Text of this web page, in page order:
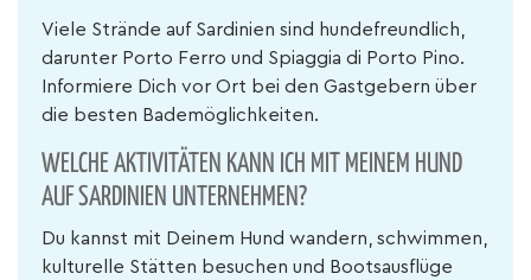
Viele Strände auf Sardinien sind hundefreundlich,
darunter Porto Ferro und Spiaggia di Porto Pino.
Informiere Dich vor Ort bei den Gastgebern über
die besten Bademöglichkeiten.
WELCHE AKTIVITÄTEN KANN ICH MIT MEINEM HUND
AUF SARDINIEN UNTERNEHMEN?
Du kannst mit Deinem Hund wandern, schwimmen,
kulturelle Stätten besuchen und Bootsausflüge